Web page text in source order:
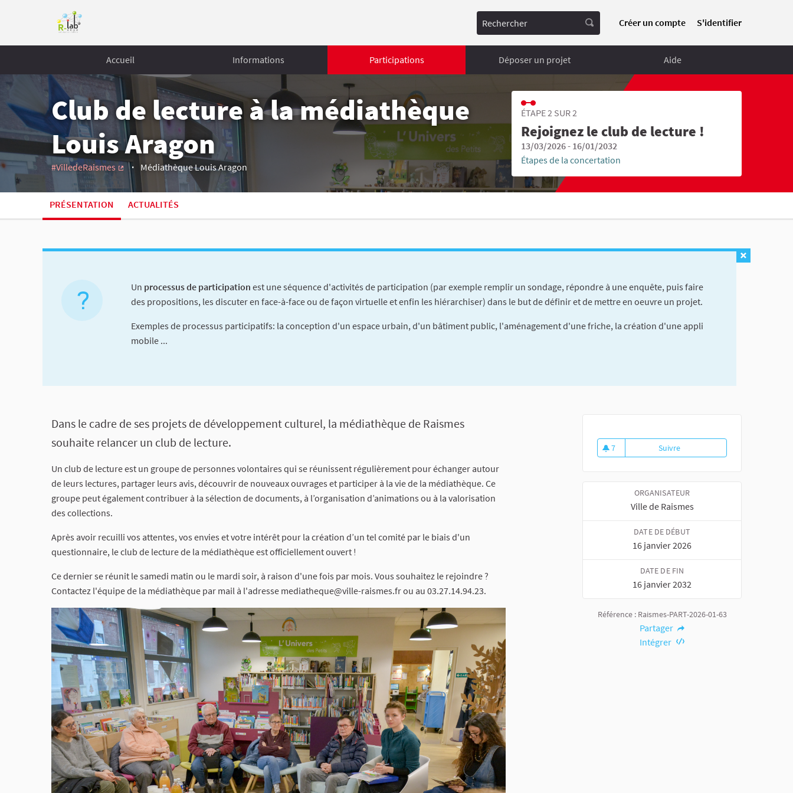
Rechercher Créer un compte S'identifier
Accueil Informations Participations Déposer un projet Aide
Club de lecture à la médiathèque
Louis Aragon
#VilledeRaismes
(Lien externe)
Médiathèque Louis Aragon
ÉTAPE 2 SUR 2
Rejoignez le club de lecture !
13/03/2026 - 16/01/2032
Étapes de la concertation
PRÉSENTATION ACTUALITÉS
Un processus de participation est une séquence d'activités de participation (par exemple remplir un sondage, répondre à une enquête, puis faire
des propositions, les discuter en face-à-face ou de façon virtuelle et enfin les hiérarchiser) dans le but de définir et de mettre en oeuvre un projet.
Exemples de processus participatifs: la conception d'un espace urbain, d'un bâtiment public, l'aménagement d'une friche, la création d'une appli
mobile ...
A propos de cette concertation
Dans le cadre de ses projets de développement culturel, la médiathèque de Raismes
souhaite relancer un club de lecture.
Un club de lecture est un groupe de personnes volontaires qui se réunissent régulièrement pour échanger autour
de leurs lectures, partager leurs avis, découvrir de nouveaux ouvrages et participer à la vie de la médiathèque. Ce
groupe peut également contribuer à la sélection de documents, à l’organisation d’animations ou à la valorisation
des collections.
Après avoir recuilli vos attentes, vos envies et votre intérêt pour la création d’un tel comité par le biais d'un
questionnaire, le club de lecture de la médiathèque est officiellement ouvert !
Ce dernier se réunit le samedi matin ou le mardi soir, à raison d'une fois par mois. Vous souhaitez le rejoindre ?
Contactez l'équipe de la médiathèque par mail à l'adresse mediatheque@ville-raismes.fr ou au 03.27.14.94.23.
7
7 abonnés
SuivreClub de lecture à la
ORGANISATEUR
Ville de Raismes
DATE DE DÉBUT
16 janvier 2026
DATE DE FIN
16 janvier 2032
Référence : Raismes-PART-2026-01-63
Partager
Intégrer